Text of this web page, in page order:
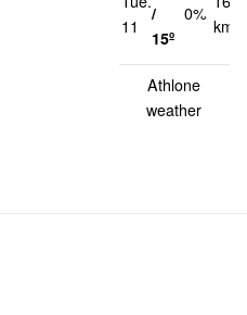
11
/
15º
0%
km/h
Athlone
weather